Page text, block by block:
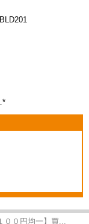
００円均一】買...